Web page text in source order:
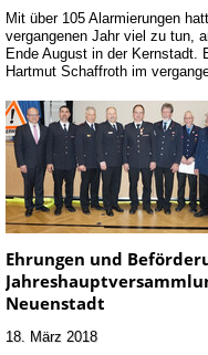
Mit über 105 Alarmierungen
vergangenen Jahr viel zu tun,
Ende August in der Kernstadt.
Hartmut Schaffroth im
Ehrungen und
Neuenstadt
18. März 2018